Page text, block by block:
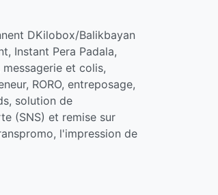
DKilobox/Balikbayan
Instant Pera Padala,
et colis,
RORO, entreposage,
solution de
(SNS) et remise sur
l'impression de